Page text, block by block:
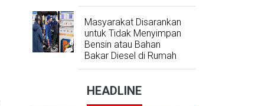
Masyarakat Disarankan
untuk Tidak Menyimpan
Bensin atau Bahan
Bakar Diesel di Rumah
HEADLINE